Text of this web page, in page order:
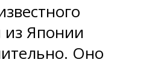
из Японии
Оно